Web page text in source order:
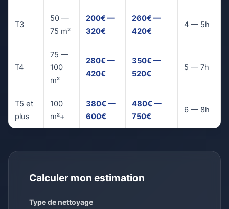
T3
50 —
75 m²
200€ —
320€
260€ —
420€
4 — 5h
T4
75 —
100
m²
280€ —
420€
350€ —
520€
5 — 7h
T5 et
plus
100
m²+
380€ —
600€
480€ —
750€
6 — 8h
Calculer mon estimation
Type de nettoyage